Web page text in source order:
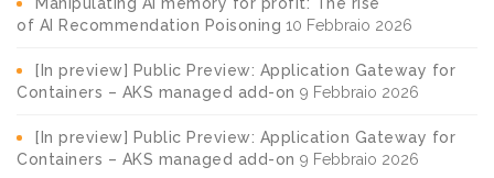
of AI Recommendation Poisoning 10 Febbraio 2026
[In preview] Public Preview: Application Gateway for
Containers – AKS managed add-on 9 Febbraio 2026
[In preview] Public Preview: Application Gateway for
Containers – AKS managed add-on 9 Febbraio 2026